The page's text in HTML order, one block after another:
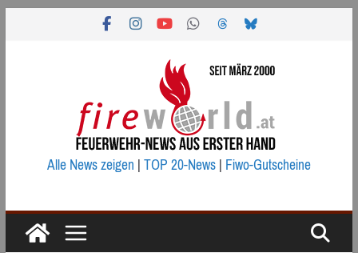
Alle News zeigen|TOP 20-News|Fiwo-Gutscheine